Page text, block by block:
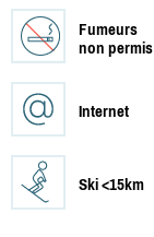
Fumeurs
non permis
Internet
Ski <15km